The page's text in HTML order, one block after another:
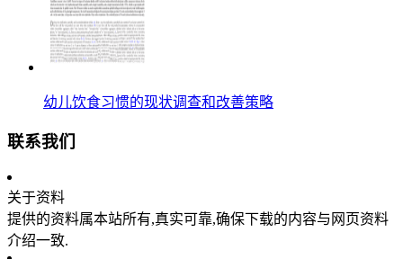
幼儿饮食习惯的现状调查和改善策略
联系我们
关于资料
提供的资料属本站所有,真实可靠,确保下载的内容与网页资料
介绍一致.